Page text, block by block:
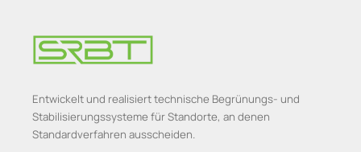
Entwickelt und realisiert technische Begrünungs- und
Stabilisierungssysteme für Standorte, an denen
Standardverfahren ausscheiden.